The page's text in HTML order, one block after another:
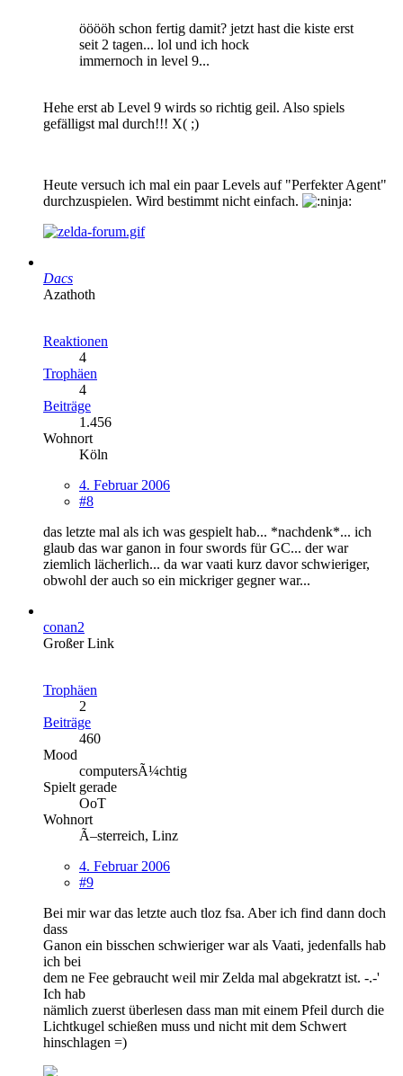
ööööh schon fertig damit? jetzt hast die kiste erst
seit 2 tagen... lol und ich hock
immernoch in level 9...
Hehe erst ab Level 9 wirds so richtig geil. Also spiels
gefälligst mal durch!!! X( ;)
Heute versuch ich mal ein paar Levels auf "Perfekter Agent"
durchzuspielen. Wird bestimmt nicht einfach.
Dacs
Azathoth
Reaktionen
4
Trophäen
4
Beiträge
1.456
Wohnort
Köln
4. Februar 2006
#8
das letzte mal als ich was gespielt hab... *nachdenk*... ich
glaub das war ganon in four swords für GC... der war
ziemlich lächerlich... da war vaati kurz davor schwieriger,
obwohl der auch so ein mickriger gegner war...
conan2
Großer Link
Trophäen
2
Beiträge
460
Mood
computersÃ¼chtig
Spielt gerade
OoT
Wohnort
Ã–sterreich, Linz
4. Februar 2006
#9
Bei mir war das letzte auch tloz fsa. Aber ich find dann doch
dass
Ganon ein bisschen schwieriger war als Vaati, jedenfalls hab
ich bei
dem ne Fee gebraucht weil mir Zelda mal abgekratzt ist. -.-'
Ich hab
nämlich zuerst überlesen dass man mit einem Pfeil durch die
Lichtkugel schießen muss und nicht mit dem Schwert
hinschlagen =)